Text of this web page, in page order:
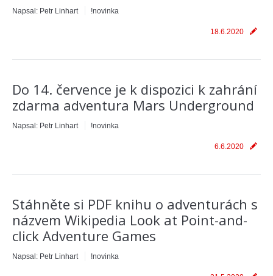
Napsal: Petr Linhart !novinka
18.6.2020
Do 14. července je k dispozici k zahrání
zdarma adventura Mars Underground
Napsal: Petr Linhart !novinka
6.6.2020
Stáhněte si PDF knihu o adventurách s
názvem Wikipedia Look at Point-and-
click Adventure Games
Napsal: Petr Linhart !novinka